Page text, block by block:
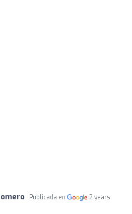
Publicada en
2 years